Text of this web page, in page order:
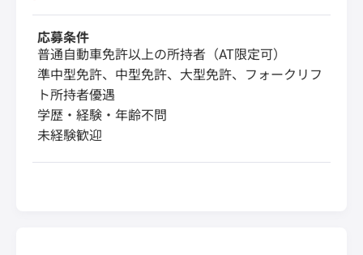
応募条件
普通自動車免許以上の所持者（AT限定可）
準中型免許、中型免許、大型免許、フォークリフ
ト所持者優遇
学歴・経験・年齢不問
未経験歓迎